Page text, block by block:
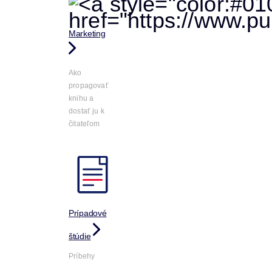
Marketing
Ako
propagovať
knihu a
dostať ju k
čitateľom
Prípadové
štúdie
Príbehy